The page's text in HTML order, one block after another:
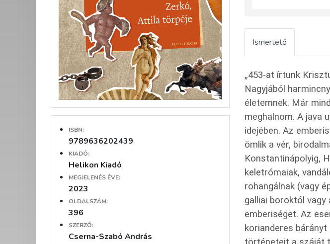
ISBN:
9789636202439
KIADÓ:
Helikon Kiadó
MEGJELENÉS ÉVE:
2023
OLDALSZÁM:
396
SZERZŐ:
Cserna-Szabó András
Ismertető
„453-at írtunk
Nagyjából
életemnek. Már
meghalnom. A java
idejében. Az
ömlik a vér,
Konstantinápolyig,
keletrómaiak,
rohangálnak (vagy
galliai boroktól
emberiséget. Az
korianderes